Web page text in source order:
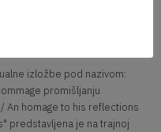
izložbe pod nazivom:
promišljanju
An homage to his reflections
predstavljena je na trajnoj